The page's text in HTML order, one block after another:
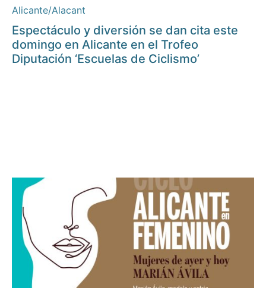
Alicante/Alacant
Espectáculo y diversión se dan cita este
domingo en Alicante en el Trofeo
Diputación ‘Escuelas de Ciclismo’